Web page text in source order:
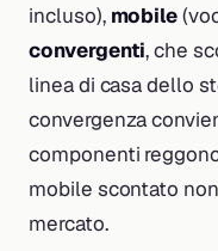
incluso), mobile
convergenti, che
linea di casa dello
convergenza
componenti
mobile scontato
mercato.